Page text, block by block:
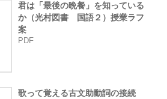
君は「最後の晩餐」を知っている
か（光村図書 国語２）授業ラフ
案
PDF
歌って覚える古文助動詞の接続